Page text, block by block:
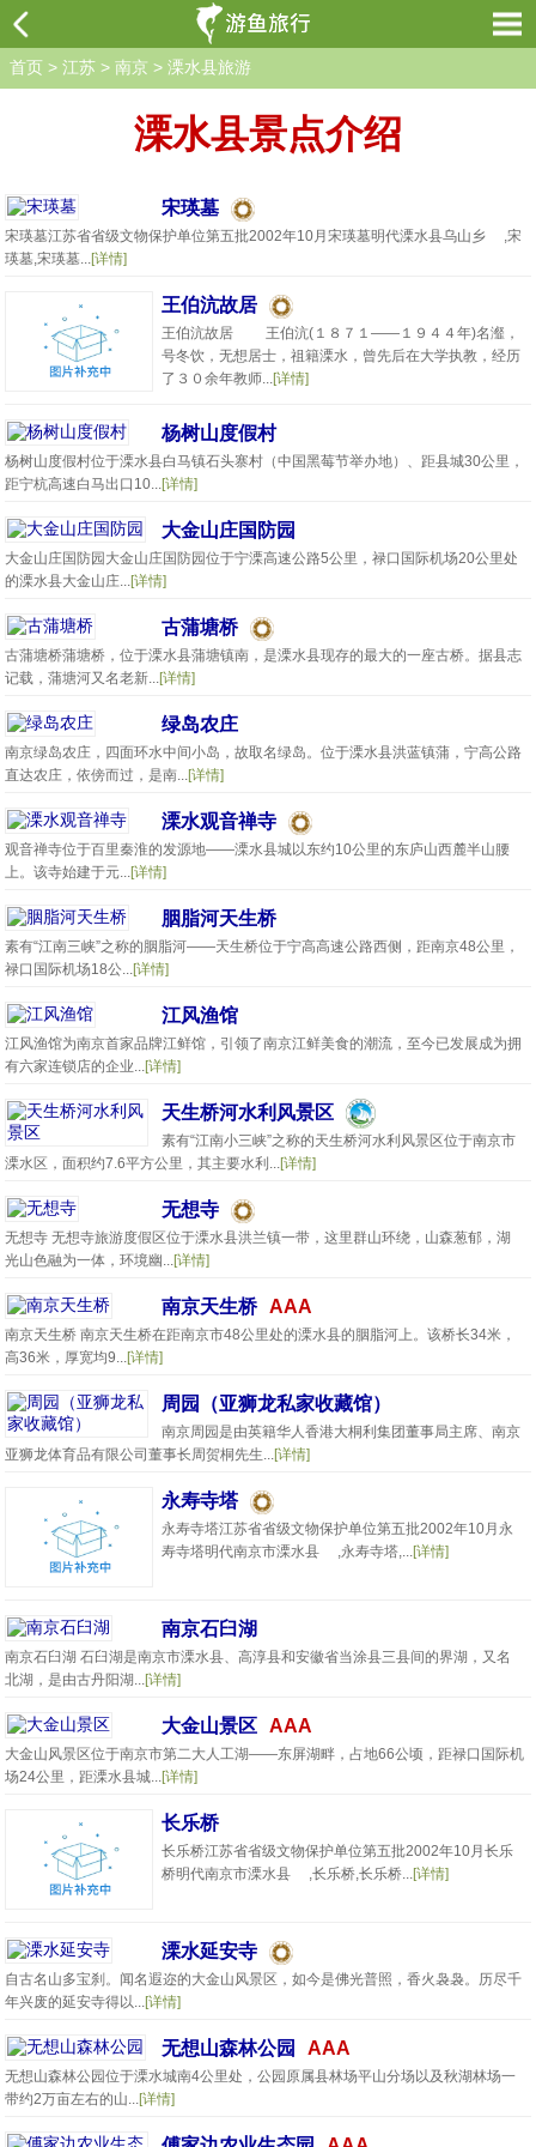
首页 > 江苏 > 南京 > 溧水县旅游
溧水县景点介绍
宋瑛墓
宋瑛墓江苏省省级文物保护单位第五批2002年10月宋瑛墓明代溧水县乌山乡 ,宋
瑛墓,宋瑛墓...[详情]
王伯沆故居
王伯沆故居 王伯沆(１８７１——１９４４年)名瀣，
号冬饮，无想居士，祖籍溧水，曾先后在大学执教，经历
了３０余年教师...[详情]
杨树山度假村
杨树山度假村位于溧水县白马镇石头寨村（中国黑莓节举办地）、距县城30公里，
距宁杭高速白马出口10...[详情]
大金山庄国防园
大金山庄国防园大金山庄国防园位于宁溧高速公路5公里，禄口国际机场20公里处
的溧水县大金山庄...[详情]
古蒲塘桥
古蒲塘桥蒲塘桥，位于溧水县蒲塘镇南，是溧水县现存的最大的一座古桥。据县志
记载，蒲塘河又名老新...[详情]
绿岛农庄
南京绿岛农庄，四面环水中间小岛，故取名绿岛。位于溧水县洪蓝镇蒲，宁高公路
直达农庄，依傍而过，是南...[详情]
溧水观音禅寺
观音禅寺位于百里秦淮的发源地——溧水县城以东约10公里的东庐山西麓半山腰
上。该寺始建于元...[详情]
胭脂河天生桥
素有“江南三峡”之称的胭脂河——天生桥位于宁高高速公路西侧，距南京48公里，
禄口国际机场18公...[详情]
江风渔馆
江风渔馆为南京首家品牌江鲜馆，引领了南京江鲜美食的潮流，至今已发展成为拥
有六家连锁店的企业...[详情]
天生桥河水利风景区
素有“江南小三峡”之称的天生桥河水利风景区位于南京市
溧水区，面积约7.6平方公里，其主要水利...[详情]
无想寺
无想寺 无想寺旅游度假区位于溧水县洪兰镇一带，这里群山环绕，山森葱郁，湖
光山色融为一体，环境幽...[详情]
南京天生桥 AAA
南京天生桥 南京天生桥在距南京市48公里处的溧水县的胭脂河上。该桥长34米，
高36米，厚宽均9...[详情]
周园（亚狮龙私家收藏馆）
南京周园是由英籍华人香港大桐利集团董事局主席、南京
亚狮龙体育品有限公司董事长周贺桐先生...[详情]
永寿寺塔
永寿寺塔江苏省省级文物保护单位第五批2002年10月永
寿寺塔明代南京市溧水县 ,永寿寺塔,...[详情]
南京石臼湖
南京石臼湖 石臼湖是南京市溧水县、高淳县和安徽省当涂县三县间的界湖，又名
北湖，是由古丹阳湖...[详情]
大金山景区 AAA
大金山风景区位于南京市第二大人工湖——东屏湖畔，占地66公顷，距禄口国际机
场24公里，距溧水县城...[详情]
长乐桥
长乐桥江苏省省级文物保护单位第五批2002年10月长乐
桥明代南京市溧水县 ,长乐桥,长乐桥...[详情]
溧水延安寺
自古名山多宝刹。闻名遐迩的大金山风景区，如今是佛光普照，香火袅袅。历尽千
年兴废的延安寺得以...[详情]
无想山森林公园 AAA
无想山森林公园位于溧水城南4公里处，公园原属县林场平山分场以及秋湖林场一
带约2万亩左右的山...[详情]